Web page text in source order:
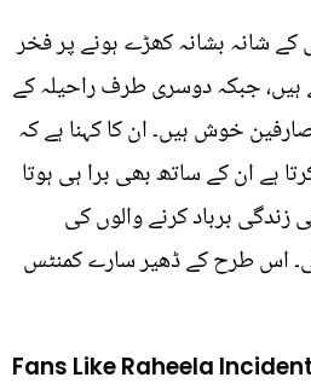
شانہ بشانہ کھڑے ہونے پر فخر
ہیں، جبکہ دوسری طرف راحیلہ کے
خوش ہیں۔ ان کا کہنا ہے کہ
ہے ان کے ساتھ بھی برا ہی ہوتا
برباد کرنے والوں کی
اس طرح کے ڈھیر سارے کمنٹس
Fans Like Raheela